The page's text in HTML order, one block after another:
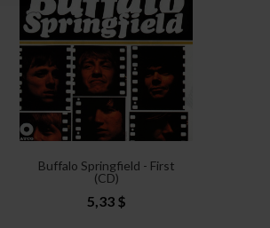
Buffalo Springfield - First
(CD)
5,33 $